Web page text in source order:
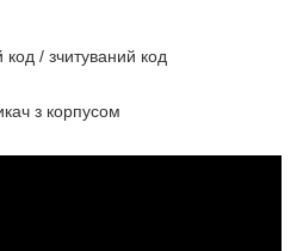
/ зчитуваний код
з корпусом